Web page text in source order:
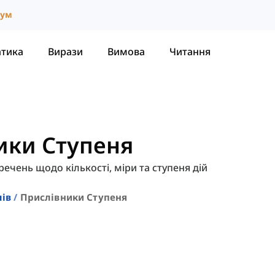
Вирази Вимова Читання
Ступеня
щодо кількості, міри та ступеня дій
Прислівники Ступеня